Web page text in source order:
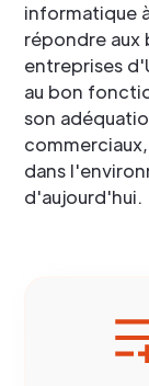
informatique
répondre aux
entreprises
au bon
son
dans
d'aujourd'hui.